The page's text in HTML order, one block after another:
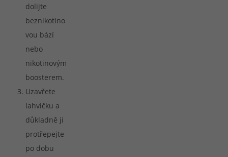
dolijte
beznikotino
vou bází
nebo
nikotinovým
boosterem.
Uzavřete
lahvičku a
důkladně ji
protřepejte
po dobu